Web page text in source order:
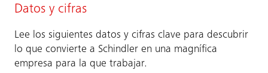
Datos y cifras
Lee los siguientes datos y cifras clave para descubrir
lo que convierte a Schindler en una magnífica
empresa para la que trabajar.